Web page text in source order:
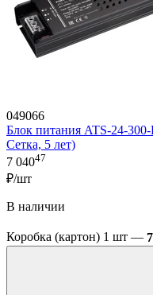
049066
Блок питания ATS-24-
Сетка, 5 лет)
7 04047
₽/шт
В наличии
Коробка (картон) 1 шт —